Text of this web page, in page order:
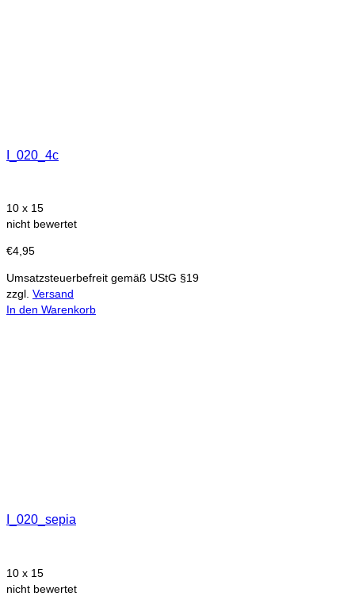
I_020_4c
10 x 15
nicht bewertet
€4,95
Umsatzsteuerbefreit gemäß UStG §19
zzgl. Versand
In den Warenkorb
I_020_sepia
10 x 15
nicht bewertet